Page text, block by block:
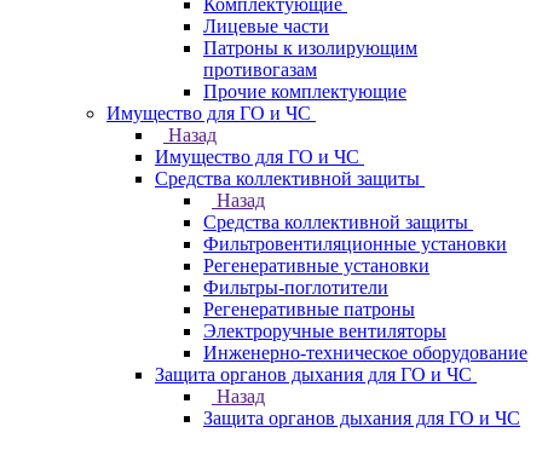
Комплектующие
Лицевые части
Патроны к изолирующим
противогазам
Прочие комплектующие
Имущество для ГО и ЧС
Назад
Имущество для ГО и ЧС
Средства коллективной защиты
Назад
Средства коллективной защиты
Фильтровентиляционные установки
Регенеративные установки
Фильтры-поглотители
Регенеративные патроны
Электроручные вентиляторы
Инженерно-техническое оборудование
Защита органов дыхания для ГО и ЧС
Назад
Защита органов дыхания для ГО и ЧС